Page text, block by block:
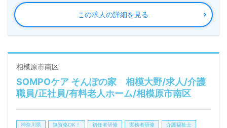
問入浴をはじめとした様々な介護サービスを展開していま
す。全国の拠点数は2021年6月末日で558ヵ所にのぼりま
す。また最近では、「ずっとお家プロジェクト」という介
護を受けられる方だけでなく、ご家族までまるごとケアす
本社在地：〒104-0031
東京都中央区京橋2-8-7 読売八重洲ビル5F
この求人の詳細を見る
相模原市南区
SOMPOケア そんぽの家 相模大野/求人/介護
職員/正社員/有料老人ホーム/相模原市南区
神奈川県 無資格OK！ 初任者研修 実務者研修 介護福祉士